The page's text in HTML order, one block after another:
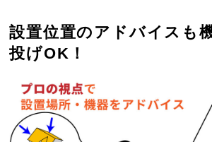
設置位置のアドバイスも
投げOK！